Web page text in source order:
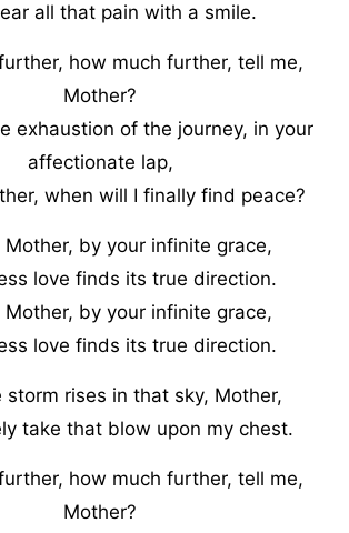
all that pain with a smile.
how much further, tell me,
Mother?
exhaustion of the journey, in your
affectionate lap,
when will I finally find peace?
Mother, by your infinite grace,
love finds its true direction.
Mother, by your infinite grace,
love finds its true direction.
storm rises in that sky, Mother,
take that blow upon my chest.
how much further, tell me,
Mother?